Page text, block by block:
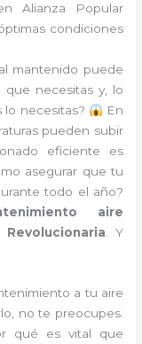
Alianza Popular
condiciones
mantenido puede
necesitas y, lo
lo necesitas?
En
pueden subir
eficiente es
asegurar que tu
todo el año?
aire
. Y
a tu aire
no te preocupes.
qué es vital que